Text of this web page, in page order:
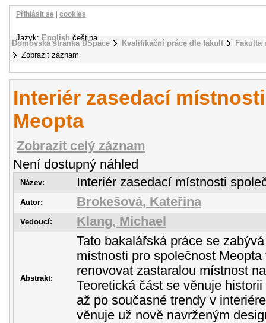
Domovská stránka DSpace Kvalifikační práce dle fakult
Zobrazit záznam
Přihlásit se cookies
Jazyk: English čeština
Interiér zasedací
Meopta
Zobrazit celý záznam
Není dostupný náhled
Název: Interiér zasedací místnosti
Autor: Brokešová, Kateřina
Vedoucí: Klang, Michael
Abstrakt:
Tato bakalářská práce se
místnosti pro společnost
renovovat zastaralou místnost
Teoretická část se věnuje
až po současné trendy v
věnuje už nově navrženým